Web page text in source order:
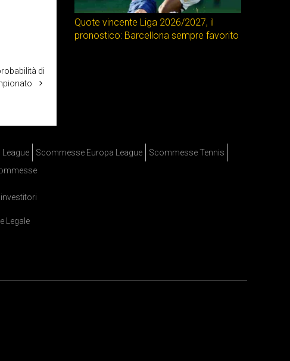
di
Quote vincente Liga 2026/2027, il
pronostico: Barcellona sempre favorito
Scommesse Europa League
Scommesse Tennis
Legale